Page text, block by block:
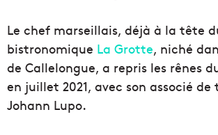
Le chef marseillais, déjà à la tête
bistronomique La Grotte, niché
de Callelongue, a repris les rênes
en juillet 2021, avec son associé de
Johann Lupo.